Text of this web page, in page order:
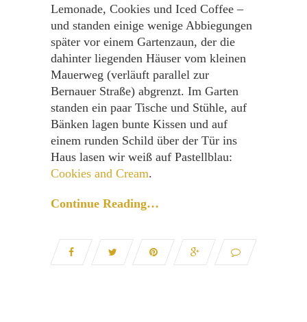
Lemonade, Cookies und Iced Coffee –
und standen einige wenige Abbiegungen
später vor einem Gartenzaun, der die
dahinter liegenden Häuser vom kleinen
Mauerweg (verläuft parallel zur
Bernauer Straße) abgrenzt. Im Garten
standen ein paar Tische und Stühle, auf
Bänken lagen bunte Kissen und auf
einem runden Schild über der Tür ins
Haus lasen wir weiß auf Pastellblau:
Cookies and Cream.
Continue Reading…